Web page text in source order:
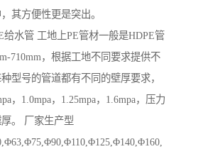
其方便性更是突出。
给水管 工地上PE管材一般是HDPE管
710mm，根据工地不同要求提供不
型号的管道都有不同的壁厚要求，
，1.0mpa，1.25mpa，1.6mpa，压力
。 厂家生产型